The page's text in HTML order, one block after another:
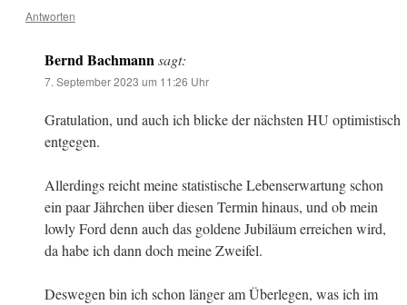
Antworten
Bernd Bachmann sagt:
7. September 2023 um 11:26 Uhr
Gratulation, und auch ich blicke der nächsten HU optimistisch
entgegen.
Allerdings reicht meine statistische Lebenserwartung schon
ein paar Jährchen über diesen Termin hinaus, und ob mein
lowly Ford denn auch das goldene Jubiläum erreichen wird,
da habe ich dann doch meine Zweifel.
Deswegen bin ich schon länger am Überlegen, was ich im